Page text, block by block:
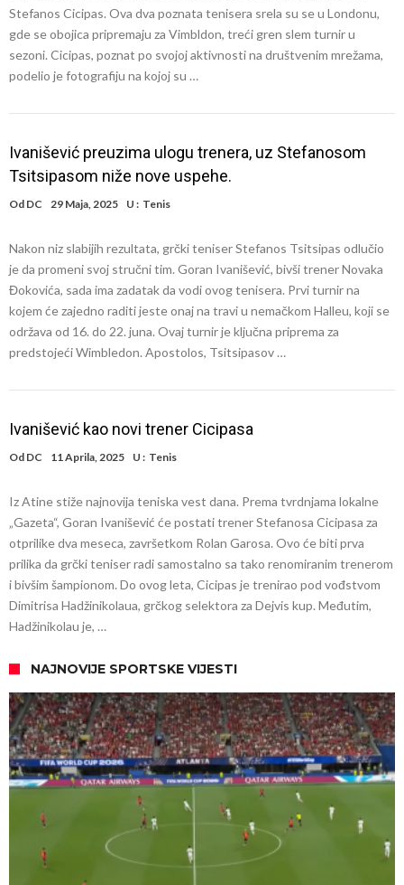
Stefanos Cicipas. Ova dva poznata tenisera srela su se u Londonu,
gde se obojica pripremaju za Vimbldon, treći gren slem turnir u
sezoni. Cicipas, poznat po svojoj aktivnosti na društvenim mrežama,
podelio je fotografiju na kojoj su …
Ivanišević preuzima ulogu trenera, uz Stefanosom
Tsitsipasom niže nove uspehe.
Od DC 29 Maja, 2025 U : Tenis
Nakon niz slabijih rezultata, grčki teniser Stefanos Tsitsipas odlučio
je da promeni svoj stručni tim. Goran Ivanišević, bivši trener Novaka
Đokovića, sada ima zadatak da vodi ovog tenisera. Prvi turnir na
kojem će zajedno raditi jeste onaj na travi u nemačkom Halleu, koji se
održava od 16. do 22. juna. Ovaj turnir je ključna priprema za
predstojeći Wimbledon. Apostolos, Tsitsipasov …
Ivanišević kao novi trener Cicipasa
Od DC 11 Aprila, 2025 U : Tenis
Iz Atine stiže najnovija teniska vest dana. Prema tvrdnjama lokalne
„Gazeta“, Goran Ivanišević će postati trener Stefanosa Cicipasa za
otprilike dva meseca, završetkom Rolan Garosa. Ovo će biti prva
prilika da grčki teniser radi samostalno sa tako renomiranim trenerom
i bivšim šampionom. Do ovog leta, Cicipas je trenirao pod vođstvom
Dimitrisa Hadžinikolaua, grčkog selektora za Dejvis kup. Međutim,
Hadžinikolau je, …
NAJNOVIJE SPORTSKE VIJESTI